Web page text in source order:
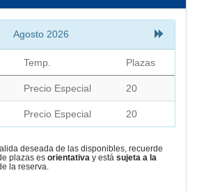
COMPRAR
CONTACTO
MÁS
Agosto 2026
Temp. Plazas
Precio Especial 20
Precio Especial 20
deseada de las disponibles, recuerde
plazas es orientativa y está sujeta a la
la reserva.